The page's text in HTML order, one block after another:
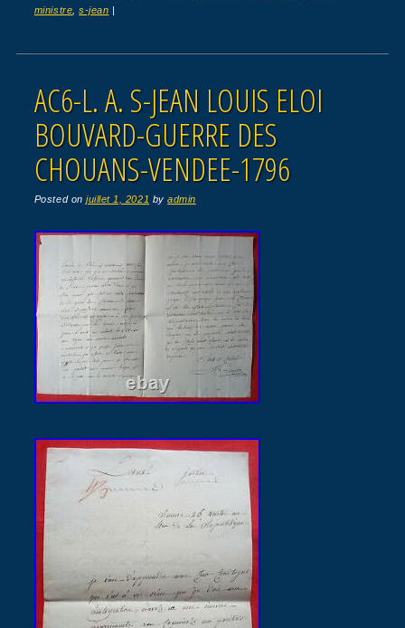
ministre ,s-jean |
AC6-L. A. S-JEAN LOUIS ELOI
BOUVARD-GUERRE DES
CHOUANS-VENDEE-1796
Posted onjuillet 1, 2021 byadmin